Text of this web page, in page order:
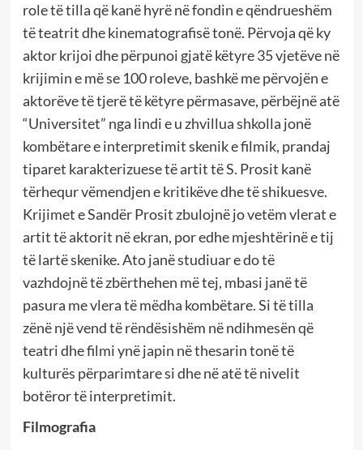
role të tilla që kanë hyrë në fondin e qëndrueshëm
të teatrit dhe kinematografisë tonë. Përvoja që ky
aktor krijoi dhe përpunoi gjatë këtyre 35 vjetëve në
krijimin e më se 100 roleve, bashkë me përvojën e
aktorëve të tjerë të këtyre përmasave, përbëjnë atë
“Universitet” nga lindi e u zhvillua shkolla jonë
kombëtare e interpretimit skenik e filmik, prandaj
tiparet karakterizuese të artit të S. Prosit kanë
tërhequr vëmendjen e kritikëve dhe të shikuesve.
Krijimet e Sandër Prosit zbulojnë jo vetëm vlerat e
artit të aktorit në ekran, por edhe mjeshtërinë e tij
të lartë skenike. Ato janë studiuar e do të
vazhdojnë të zbërthehen më tej, mbasi janë të
pasura me vlera të mëdha kombëtare. Si të tilla
zënë një vend të rëndësishëm në ndihmesën që
teatri dhe filmi ynë japin në thesarin tonë të
kulturës përparimtare si dhe në atë të nivelit
botëror të interpretimit.
Filmografia